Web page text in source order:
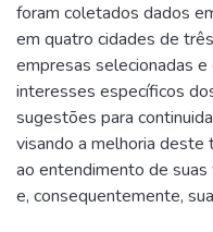
foram coletados dados
em quatro cidades de
empresas selecionadas
interesses específicos
sugestões para
visando a melhoria deste
ao entendimento de suas
e, consequentemente,